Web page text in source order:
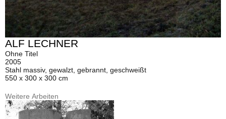
ALF LECHNER
Ohne Titel
2005
Stahl massiv, gewalzt, gebrannt, geschweißt
550 x 300 x 300 cm
Weitere Arbeiten